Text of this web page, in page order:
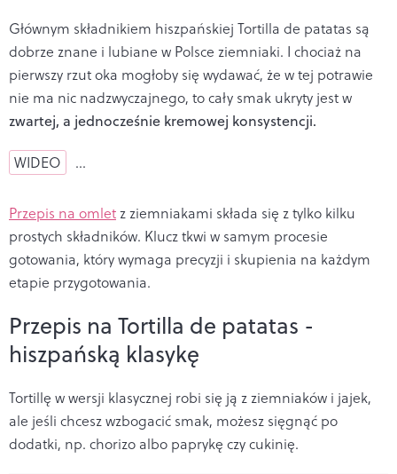
Głównym składnikiem hiszpańskiej Tortilla de patatas są
dobrze znane i lubiane w Polsce ziemniaki. I chociaż na
pierwszy rzut oka mogłoby się wydawać, że w tej potrawie
nie ma nic nadzwyczajnego, to cały smak ukryty jest w
zwartej, a jednocześnie kremowej konsystencji.
WIDEO …
Przepis na omletz ziemniakami składa się z tylko kilku
prostych składników. Klucz tkwi w samym procesie
gotowania, który wymaga precyzji i skupienia na każdym
etapie przygotowania.
Przepis na Tortilla de patatas -
hiszpańską klasykę
Tortillę w wersji klasycznej robi się ją z ziemniaków i jajek,
ale jeśli chcesz wzbogacić smak, możesz sięgnąć po
dodatki, np. chorizo albo paprykę czy cukinię.